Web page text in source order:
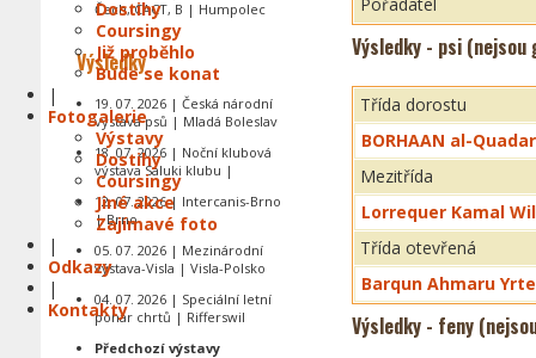
Dostihy
Coursingy
Již proběhlo
Bude se konat
|
Fotogalerie
Výstavy
Dostihy
Coursingy
Jiné akce
Zajímavé foto
|
Odkazy
|
Kontakty
Výsledky - psi
Třída dorostu
BORHAAN al-Quadar
Mezitřída
Lorrequer Kamal
Třída otevřená
Barqun Ahmaru
Výsledky - feny
Čech, CACT, B | Humpolec
Výsledky
19. 07. 2026 | Česká národní
výstava psů | Mladá Boleslav
18. 07. 2026 | Noční klubová
výstava Saluki klubu |
12. 07. 2026 | Intercanis-Brno
| Brno
05. 07. 2026 | Mezinárodní
výstava-Visla | Visla-Polsko
04. 07. 2026 | Speciální letní
pohár chrtů | Rifferswil
Předchozí výstavy